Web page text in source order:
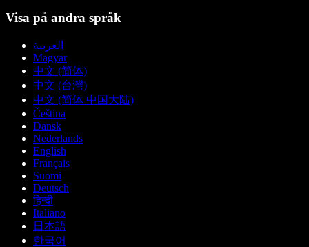
Visa på andra språk
العربية
Magyar
中文 (简体)
中文 (台灣)
中文 (简体 中国大陆)
Čeština
Dansk
Nederlands
English
Français
Suomi
Deutsch
हिन्दी
Italiano
日本語
한국어